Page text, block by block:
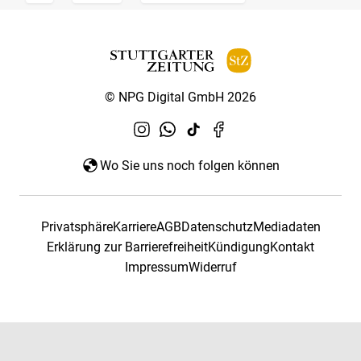
© NPG Digital GmbH 2026
Wo Sie uns noch folgen können
PrivatsphäreKarriereAGBDatenschutzMediadaten
Erklärung zur BarrierefreiheitKündigungKontakt
ImpressumWiderruf